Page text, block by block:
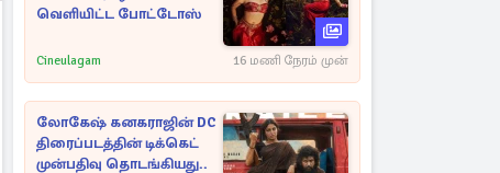
வெளியிட்ட போட்டோஸ்
Cineulagam 16 மணி நேரம் முன்
லோகேஷ் கனகராஜின் DC
திரைப்படத்தின் டிக்கெட்
முன்பதிவு தொடங்கியது..